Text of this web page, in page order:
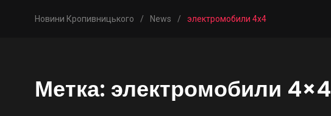
Новини Кропивницького / News / электромобили 4x4
Метка: электромобили 4×4